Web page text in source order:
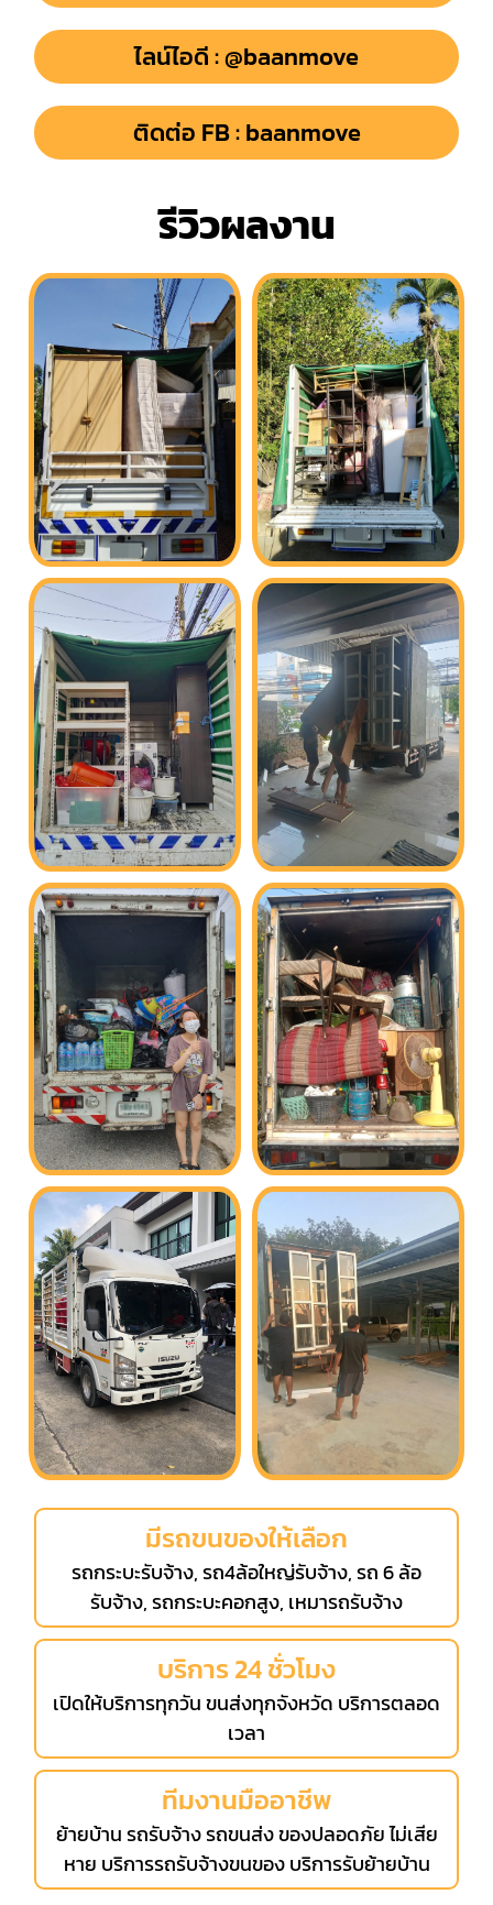
ไลน์ไอดี : @baanmove
ติดต่อ FB : baanmove
รีวิวผลงาน
มีรถขนของให้เลือก
รถกระบะรับจ้าง, รถ4ล้อใหญ่รับจ้าง, รถ 6 ล้อ
รับจ้าง, รถกระบะคอกสูง, เหมารถรับจ้าง
บริการ 24 ชั่วโมง
เปิดให้บริการทุกวัน ขนส่งทุกจังหวัด บริการตลอด
เวลา
ทีมงานมืออาชีพ
ย้ายบ้าน รถรับจ้าง รถขนส่ง ของปลอดภัย ไม่เสีย
หาย บริการรถรับจ้างขนของ บริการรับย้ายบ้าน